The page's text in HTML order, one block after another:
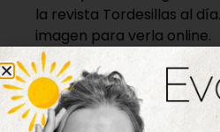
la revista Tordesillas al
imagen para verla online.